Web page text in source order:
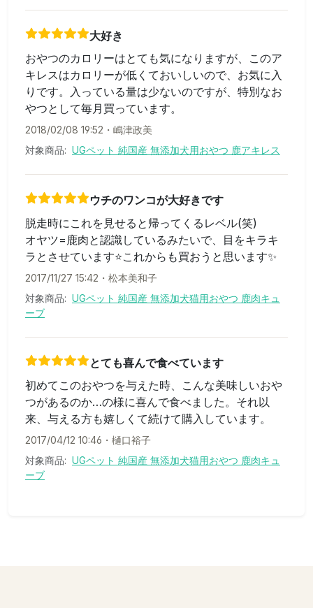
大好き
おやつのカロリーはとても気になりますが、このア
キレスはカロリーが低くておいしいので、お気に入
りです。入っている量は少ないのですが、特別なお
やつとして毎月買っています。
2018/02/08 19:52 ・ 嶋津政美
対象商品: UGペット 純国産 無添加犬用おやつ 鹿アキレス
ウチのワンコが大好きです
脱走時にこれを見せると帰ってくるレベル(笑)
オヤツ=鹿肉と認識しているみたいで、目をキラキ
ラとさせています⭐️これからも買おうと思います✨
2017/11/27 15:42 ・ 松本美和子
対象商品: UGペット 純国産 無添加犬猫用おやつ 鹿肉キュ
ーブ
とても喜んで食べています
初めてこのおやつを与えた時、こんな美味しいおや
つがあるのか…の様に喜んで食べました。それ以
来、与える方も嬉しくて続けて購入しています。
2017/04/12 10:46 ・ 樋口裕子
対象商品: UGペット 純国産 無添加犬猫用おやつ 鹿肉キュ
ーブ